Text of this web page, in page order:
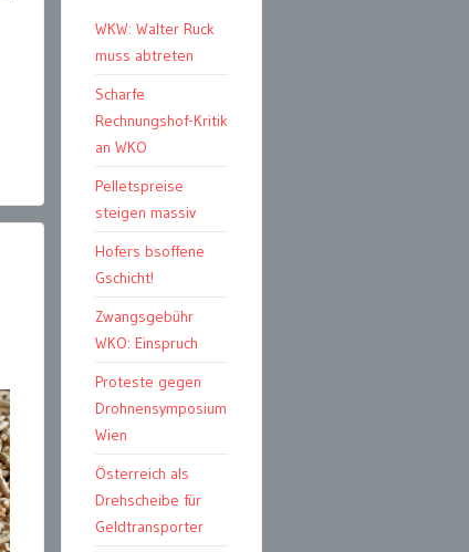
WKW: Walter Ruck
muss abtreten
Scharfe
Rechnungshof-Kritik
an WKO
Pelletspreise
steigen massiv
Hofers bsoffene
Gschicht!
Zwangsgebühr
WKO: Einspruch
Proteste gegen
Drohnensymposium
Wien
Österreich als
Drehscheibe für
Geldtransporter